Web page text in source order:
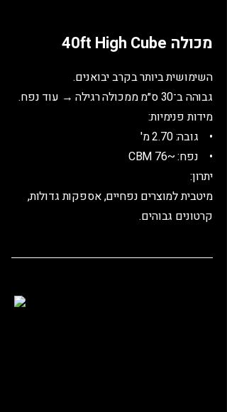
מכולה 40ft High Cube
השימושית ביותר בקרב יבואנים.
גבוהה ב־30 ס״מ ממכולה רגילה → עוד נפח.
מידות פנימיות:
• גובה: 2.70 מ'
• נפח: ~76 CBM
יתרון:
מיטבית למוצרים נפחיים, אספקות גדולות,
קרטונים גבוהים.